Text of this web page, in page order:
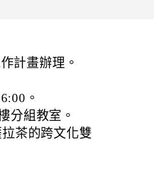
計畫辦理。
。
分組教室。
茶的跨文化雙